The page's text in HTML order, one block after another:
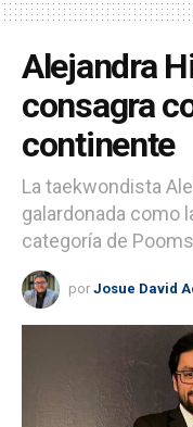
Alejandra
consagra
continente
La taekwondista
galardonada como
categoría de
por Josue David